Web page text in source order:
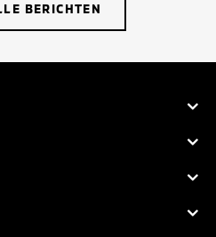
BERICHTEN